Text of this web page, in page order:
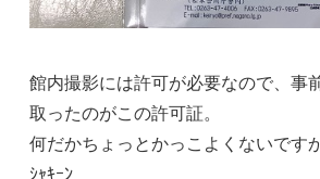
館内撮影には許可が必要なので、事
取ったのがこの許可証。
何だかちょっとかっこよくないです
ｼｬｷｰﾝ